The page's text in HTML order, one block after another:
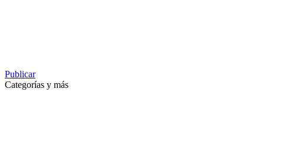
Publicar
Categorías y más